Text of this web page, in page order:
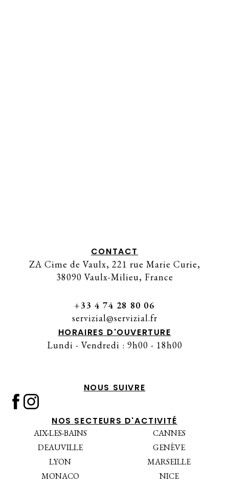
CONTACT
ZA Cime de Vaulx, 221 rue Marie Curie,
38090 Vaulx-Milieu, France
+33 4 74 28 80 06
servizial@servizial.fr
HORAIRES D'OUVERTURE
Lundi - Vendredi : 9h00 - 18h00
NOUS SUIVRE
NOS SECTEURS D'ACTIVITÉ
AIX-LES-BAINS
CANNES
DEAUVILLE
GENÈVE
LYON
MARSEILLE
MONACO
NICE